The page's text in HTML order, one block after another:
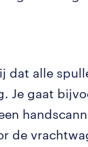
dat alle
Je gaat
de